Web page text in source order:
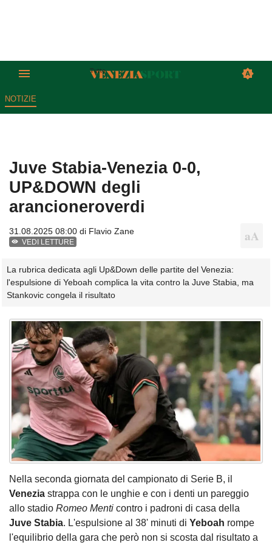
NOTIZIE
Juve Stabia-Venezia 0-0,
UP&DOWN degli
arancioneroverdi
31.08.2025 08:00 di Flavio Zane
VEDI LETTURE
La rubrica dedicata agli Up&Down delle partite del Venezia:
l'espulsione di Yeboah complica la vita contro la Juve Stabia, ma
Stankovic congela il risultato
Nella seconda giornata del campionato di Serie B, il
Venezia strappa con le unghie e con i denti un pareggio
allo stadio Romeo Menti contro i padroni di casa della
Juve Stabia. L'espulsione al 38' minuti di Yeboah rompe
l'equilibrio della gara che però non si scosta dal risultato a